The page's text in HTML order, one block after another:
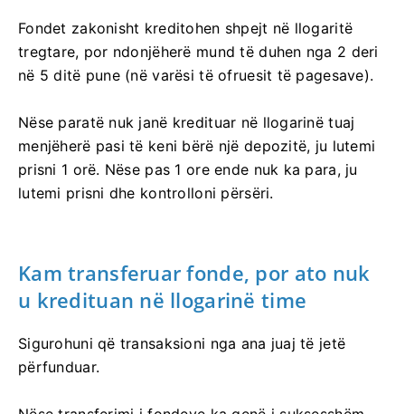
Fondet zakonisht kreditohen shpejt në llogaritë
tregtare, por ndonjëherë mund të duhen nga 2 deri
në 5 ditë pune (në varësi të ofruesit të pagesave).
Nëse paratë nuk janë kredituar në llogarinë tuaj
menjëherë pasi të keni bërë një depozitë, ju lutemi
prisni 1 orë. Nëse pas 1 ore ende nuk ka para, ju
lutemi prisni dhe kontrolloni përsëri.
Kam transferuar fonde, por ato nuk
u kredituan në llogarinë time
Sigurohuni që transaksioni nga ana juaj të jetë
përfunduar.